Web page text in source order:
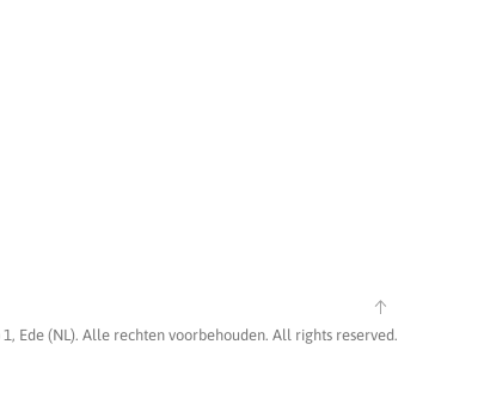
Ede (NL). Alle rechten voorbehouden. All rights reserved.